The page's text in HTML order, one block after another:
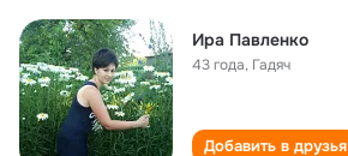
Ира Павленко
43 года, Гадяч
Добавить в друзья